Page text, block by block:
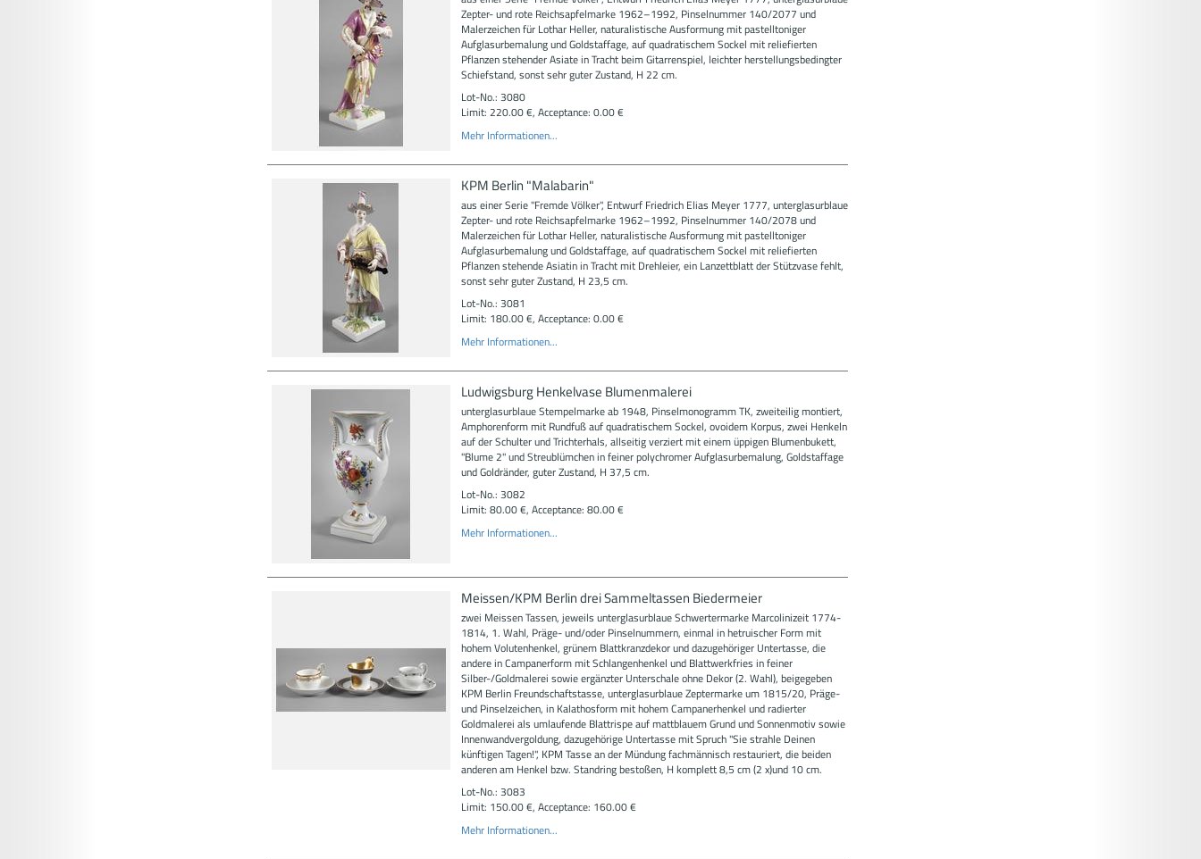
Zepter- und rote Reichsapfelmarke 1962–1992, Pinselnummer 140/2077 und
Malerzeichen für Lothar Heller, naturalistische Ausformung mit pastelltoniger
Aufglasurbemalung und Goldstaffage, auf quadratischem Sockel mit reliefierten
Pflanzen stehender Asiate in Tracht beim Gitarrenspiel, leichter herstellungsbedingter
Schiefstand, sonst sehr guter Zustand, H 22 cm.
Lot-No.: 3080
Limit: 220.00 €, Acceptance: 0.00 €
Mehr Informationen...
KPM Berlin "Malabarin"
aus einer Serie "Fremde Völker", Entwurf Friedrich Elias Meyer 1777, unterglasurblaue
Zepter- und rote Reichsapfelmarke 1962–1992, Pinselnummer 140/2078 und
Malerzeichen für Lothar Heller, naturalistische Ausformung mit pastelltoniger
Aufglasurbemalung und Goldstaffage, auf quadratischem Sockel mit reliefierten
Pflanzen stehende Asiatin in Tracht mit Drehleier, ein Lanzettblatt der Stützvase fehlt,
sonst sehr guter Zustand, H 23,5 cm.
Lot-No.: 3081
Limit: 180.00 €, Acceptance: 0.00 €
Mehr Informationen...
Ludwigsburg Henkelvase Blumenmalerei
unterglasurblaue Stempelmarke ab 1948, Pinselmonogramm TK, zweiteilig montiert,
Amphorenform mit Rundfuß auf quadratischem Sockel, ovoidem Korpus, zwei Henkeln
auf der Schulter und Trichterhals, allseitig verziert mit einem üppigen Blumenbukett,
"Blume 2" und Streublümchen in feiner polychromer Aufglasurbemalung, Goldstaffage
und Goldränder, guter Zustand, H 37,5 cm.
Lot-No.: 3082
Limit: 80.00 €, Acceptance: 80.00 €
Mehr Informationen...
Meissen/KPM Berlin drei Sammeltassen Biedermeier
zwei Meissen Tassen, jeweils unterglasurblaue Schwertermarke Marcolinizeit 1774-
1814, 1. Wahl, Präge- und/oder Pinselnummern, einmal in hetruischer Form mit
hohem Volutenhenkel, grünem Blattkranzdekor und dazugehöriger Untertasse, die
andere in Campanerform mit Schlangenhenkel und Blattwerkfries in feiner
Silber-/Goldmalerei sowie ergänzter Unterschale ohne Dekor (2. Wahl), beigegeben
KPM Berlin Freundschaftstasse, unterglasurblaue Zeptermarke um 1815/20, Präge-
und Pinselzeichen, in Kalathosform mit hohem Campanerhenkel und radierter
Goldmalerei als umlaufende Blattrispe auf mattblauem Grund und Sonnenmotiv sowie
Innenwandvergoldung, dazugehörige Untertasse mit Spruch "Sie strahle Deinen
künftigen Tagen!", KPM Tasse an der Mündung fachmännisch restauriert, die beiden
anderen am Henkel bzw. Standring bestoßen, H komplett 8,5 cm (2 x)und 10 cm.
Lot-No.: 3083
Limit: 150.00 €, Acceptance: 160.00 €
Mehr Informationen...